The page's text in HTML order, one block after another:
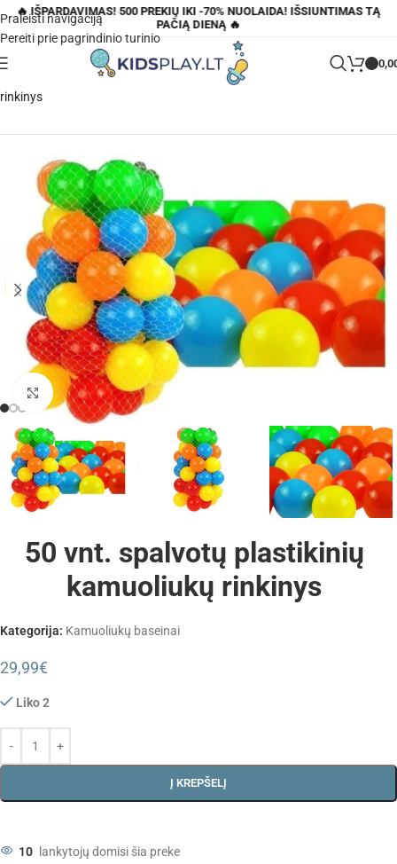
Praleisti navigaciją
Pereiti prie pagrindinio turinio
🔥 IŠPARDAVIMAS! 500 PREKIŲ IKI -70% NUOLAIDA! IŠSIUNTIMAS TĄ
PAČIĄ DIENĄ 🔥
Parduotuvė
50 vnt. spalvotų plastikinių kamuoliukų
rinkinys
Padidinti
50 vnt. spalvotų plastikinių
kamuoliukų rinkinys
Kategorija: Kamuoliukų baseinai
29,99€
Liko 2
Į KREPŠELĮ
10 lankytojų domisi šia preke